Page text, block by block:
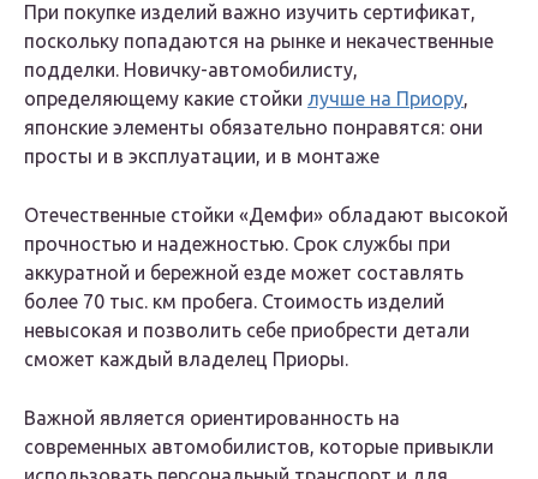
При покупке изделий важно изучить сертификат,
поскольку попадаются на рынке и некачественные
подделки. Новичку-автомобилисту,
определяющему какие стойки лучше на Приору,
японские элементы обязательно понравятся: они
просты и в эксплуатации, и в монтаже
Отечественные стойки «Демфи» обладают высокой
прочностью и надежностью. Срок службы при
аккуратной и бережной езде может составлять
более 70 тыс. км пробега. Стоимость изделий
невысокая и позволить себе приобрести детали
сможет каждый владелец Приоры.
Важной является ориентированность на
современных автомобилистов, которые привыкли